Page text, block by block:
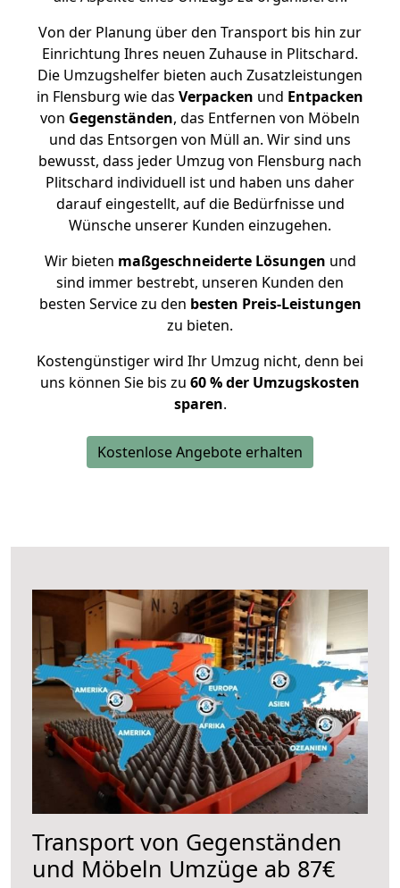
Von der Planung über den Transport bis hin zur
Einrichtung Ihres neuen Zuhause in Plitschard.
Die Umzugshelfer bieten auch Zusatzleistungen
in Flensburg wie das Verpacken und Entpacken
von Gegenständen, das Entfernen von Möbeln
und das Entsorgen von Müll an. Wir sind uns
bewusst, dass jeder Umzug von Flensburg nach
Plitschard individuell ist und haben uns daher
darauf eingestellt, auf die Bedürfnisse und
Wünsche unserer Kunden einzugehen.
Wir bieten maßgeschneiderte Lösungen und
sind immer bestrebt, unseren Kunden den
besten Service zu den besten Preis-Leistungen
zu bieten.
Kostengünstiger wird Ihr Umzug nicht, denn bei
uns können Sie bis zu 60 % der Umzugskosten
sparen.
Kostenlose Angebote erhalten
Transport von Gegenständen
und Möbeln Umzüge ab 87€